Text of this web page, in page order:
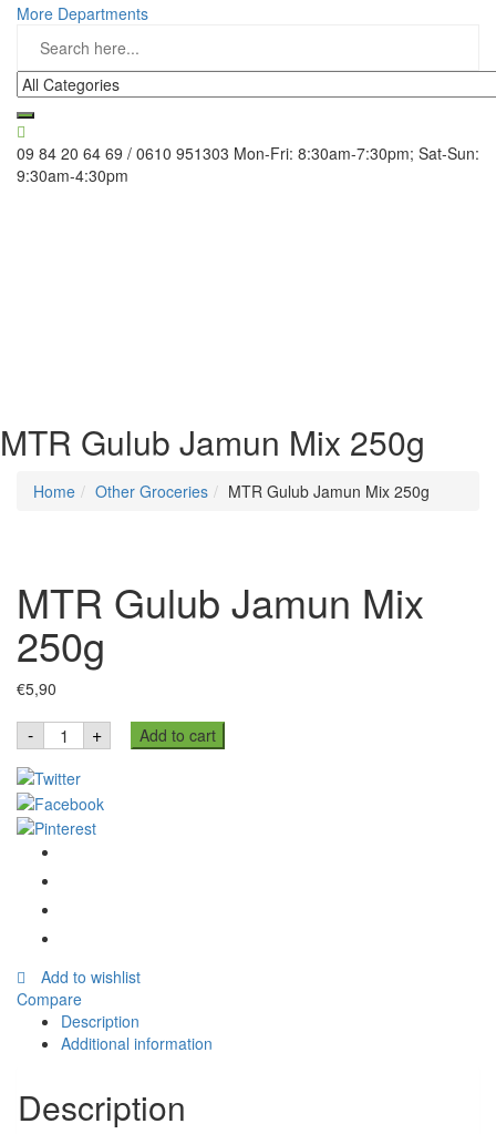
More Departments
09 84 20 64 69 / 0610 951303 Mon-Fri: 8:30am-7:30pm; Sat-Sun:
9:30am-4:30pm
MTR Gulub Jamun Mix 250g
Home Other Groceries MTR Gulub Jamun Mix 250g
MTR Gulub Jamun Mix
250g
€5,90
- MTR
Gulub
Mix
250g
quantity
+ Add to cart
Add to wishlist
Compare
Description
Additional information
Description